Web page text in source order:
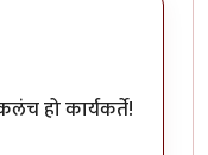
हो कार्यकर्ते!